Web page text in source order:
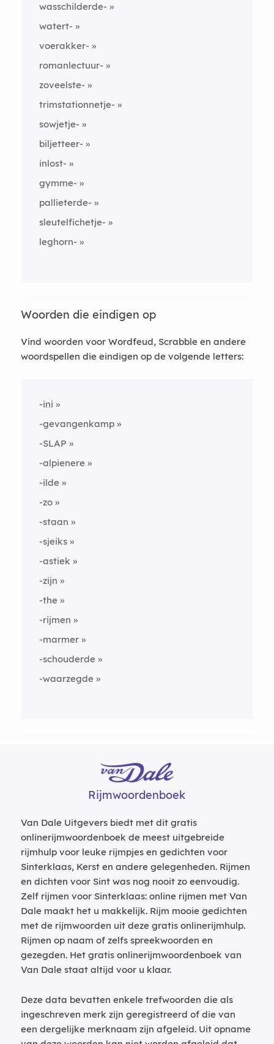
wasschilderde-
watert-
voerakker-
romanlectuur-
zoveelste-
trimstationnetje-
sowjetje-
biljetteer-
inlost-
gymme-
pallieterde-
sleutelfichetje-
leghorn-
Woorden die eindigen op
Vind woorden voor Wordfeud, Scrabble en andere
woordspellen die eindigen op de volgende letters:
-ini
-gevangenkamp
-SLAP
-alpienere
-ilde
-zo
-staan
-sjeiks
-astiek
-zijn
-the
-rijmen
-marmer
-schouderde
-waarzegde
Rijmwoordenboek
Van Dale Uitgevers biedt met dit gratis
onlinerijmwoordenboek de meest uitgebreide
rijmhulp voor leuke rijmpjes en gedichten voor
Sinterklaas, Kerst en andere gelegenheden. Rijmen
en dichten voor Sint was nog nooit zo eenvoudig.
Zelf rijmen voor Sinterklaas: online rijmen met Van
Dale maakt het u makkelijk. Rijm mooie gedichten
met de rijmwoorden uit deze gratis onlinerijmhulp.
Rijmen op naam of zelfs spreekwoorden en
gezegden. Het gratis onlinerijmwoordenboek van
Van Dale staat altijd voor u klaar.
Deze data bevatten enkele trefwoorden die als
ingeschreven merk zijn geregistreerd of die van
een dergelijke merknaam zijn afgeleid. Uit opname